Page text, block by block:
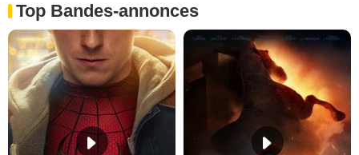
Top Bandes-annonces